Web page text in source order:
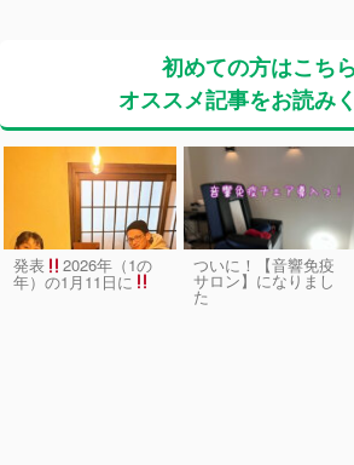
初めての方はこち
オススメ記事をお読み
発表 2026年（1の
年）の1月11日に
ついに！【音響免疫
サロン】になりまし
た